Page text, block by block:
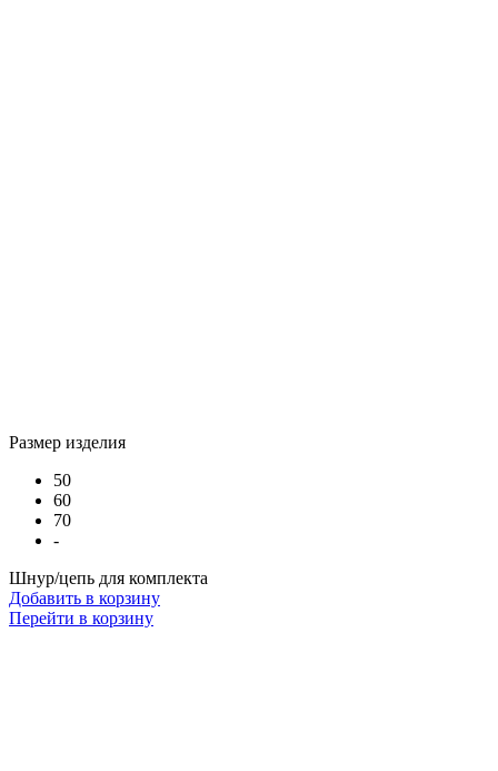
Размер изделия
50
60
70
-
Шнур/цепь для комплекта
Добавить в корзину
Перейти в корзину